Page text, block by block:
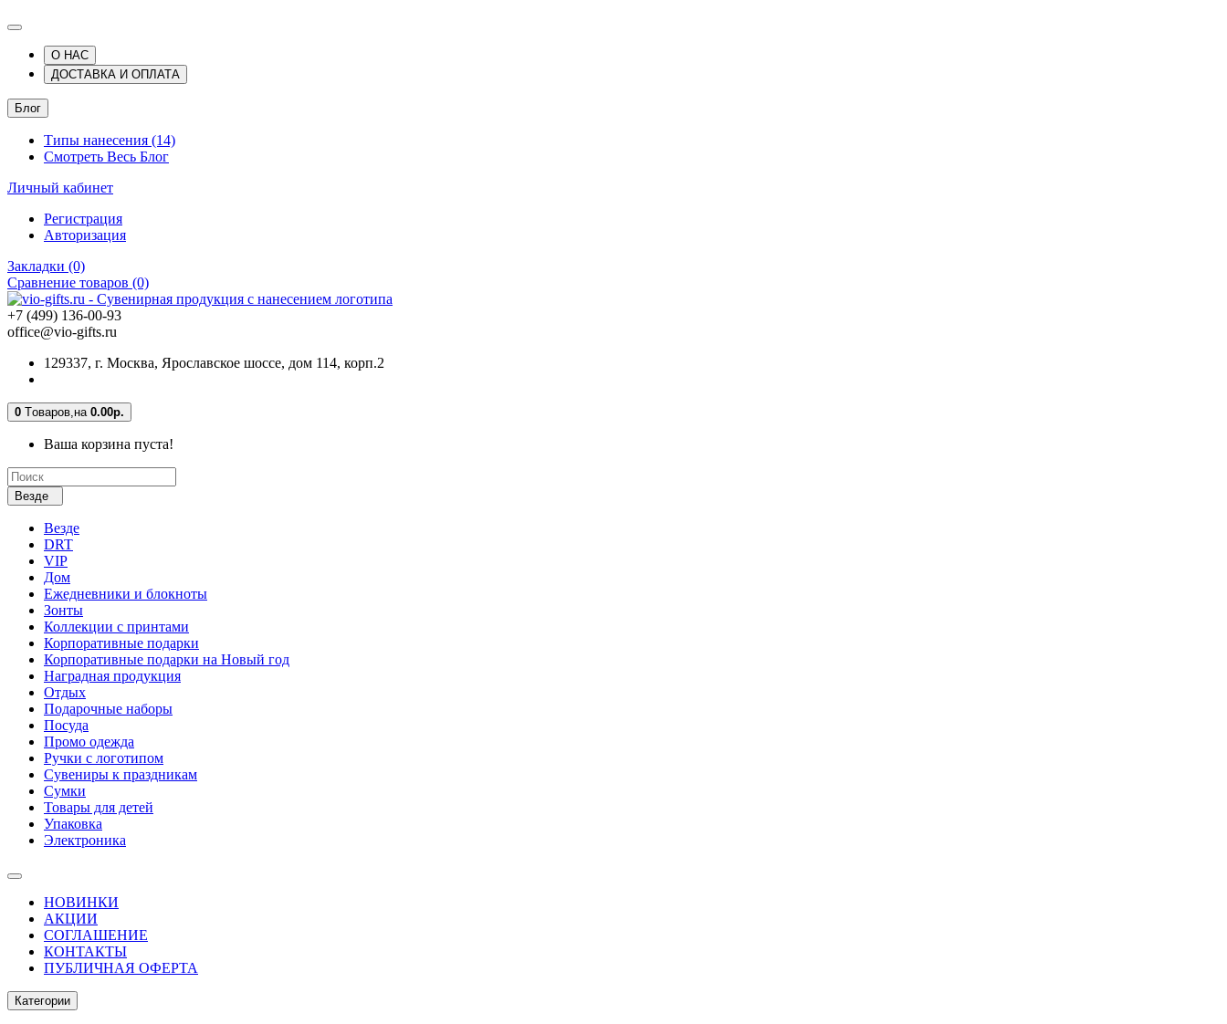
О НАС
ДОСТАВКА И ОПЛАТА
Блог
Типы нанесения (14)
Смотреть Весь Блог
Личный кабинет
Регистрация
Авторизация
Закладки (0)
Сравнение товаров (0)
+7 (499) 136-00-93
office@vio-gifts.ru
129337, г. Москва, Ярославское шоссе, дом 114, корп.2
0 Tоваров,на 0.00р.
Ваша корзина пуста!
Везде
Везде
DRT
VIP
Дом
Ежедневники и блокноты
Зонты
Коллекции с принтами
Корпоративные подарки
Корпоративные подарки на Новый год
Наградная продукция
Отдых
Подарочные наборы
Посуда
Промо одежда
Ручки с логотипом
Сувениры к праздникам
Сумки
Товары для детей
Упаковка
Электроника
НОВИНКИ
АКЦИИ
СОГЛАШЕНИЕ
КОНТАКТЫ
ПУБЛИЧНАЯ ОФЕРТА
Категории